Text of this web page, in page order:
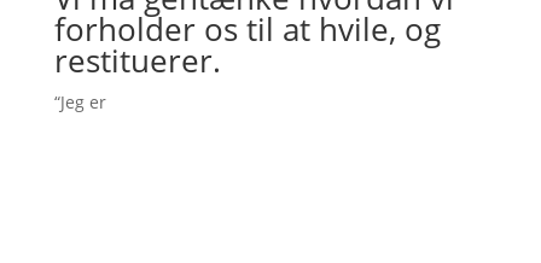
forholder os til at hvile, og
restituerer.
“Jeg er